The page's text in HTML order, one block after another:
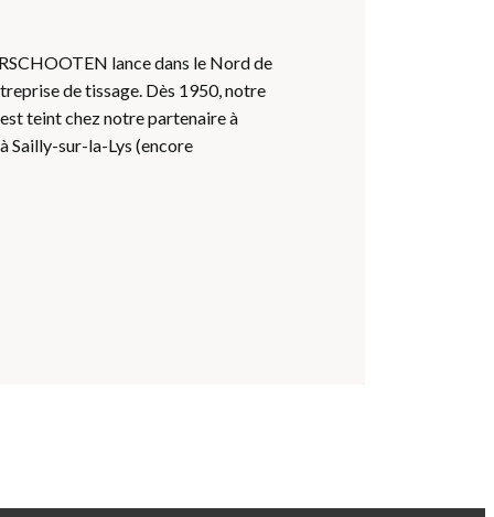
lance dans le Nord de
de tissage. Dès 1950, notre
teint chez notre partenaire à
Sailly-sur-la-Lys (encore